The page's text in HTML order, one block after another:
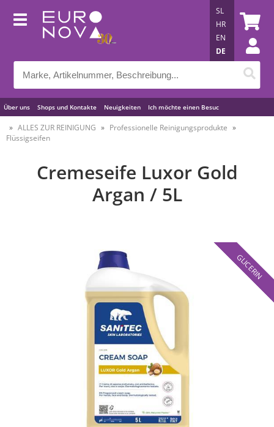
Über uns Shops und Kontakte Neuigkeiten Ich möchte einen Besuc
Nützliche Tipps
SL
HR
EN
DE
ALLES ZUR REINIGUNG
Professionelle Reinigungsprodukte
Flüssigseifen
Cremeseife Luxor Gold
Argan / 5L
GLICERIN